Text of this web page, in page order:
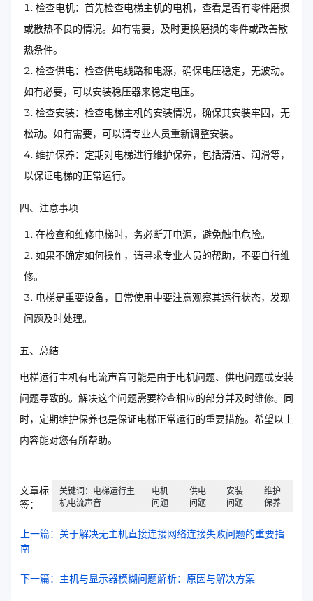
检查电机：首先检查电梯主机的电机，查看是否有零件磨损
或散热不良的情况。如有需要，及时更换磨损的零件或改善散
热条件。
检查供电：检查供电线路和电源，确保电压稳定，无波动。
如有必要，可以安装稳压器来稳定电压。
检查安装：检查电梯主机的安装情况，确保其安装牢固，无
松动。如有需要，可以请专业人员重新调整安装。
维护保养：定期对电梯进行维护保养，包括清洁、润滑等，
以保证电梯的正常运行。
四、注意事项
在检查和维修电梯时，务必断开电源，避免触电危险。
如果不确定如何操作，请寻求专业人员的帮助，不要自行维
修。
电梯是重要设备，日常使用中要注意观察其运行状态，发现
问题及时处理。
五、总结
电梯运行主机有电流声音可能是由于电机问题、供电问题或安装
问题导致的。解决这个问题需要检查相应的部分并及时维修。同
时，定期维护保养也是保证电梯正常运行的重要措施。希望以上
内容能对您有所帮助。
文章标
签：
关键词：电梯运行主
机电流声音
电机
问题
供电
问题
安装
问题
维护
保养
上一篇：关于解决无主机直接连接网络连接失败问题的重要指
南
下一篇：主机与显示器模糊问题解析：原因与解决方案